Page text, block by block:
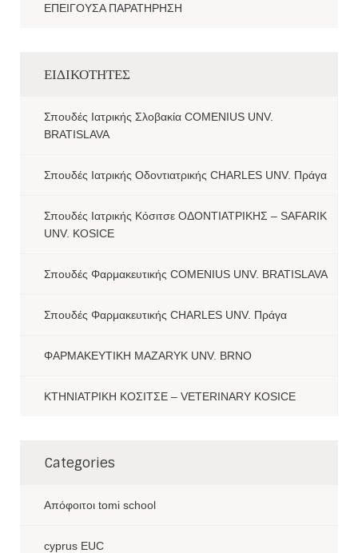
ΕΠΕΙΓΟΥΣΑ ΠΑΡΑΤΗΡΗΣΗ
ΕΙΔΙΚΟΤΗΤΕΣ
Σπουδές Ιατρικής Σλοβακία COMENIUS UNV.
BRATISLAVA
Σπουδές Ιατρικής Οδοντιατρικής CHARLES UNV. Πράγα
Σπουδές Ιατρικής Κόσιτσε ΟΔΟΝΤΙΑΤΡΙΚΗΣ – SAFARIK
UNV. KOSICE
Σπουδές Φαρμακευτικής COMENIUS UNV. BRATISLAVA
Σπουδές Φαρμακευτικής CHARLES UNV. Πράγα
ΦΑΡΜΑΚΕΥΤΙΚΗ MAZARYK UNV. BRNO
ΚΤΗΝΙΑΤΡΙΚΗ ΚΟΣΙΤΣΕ – VETERINARY KOSICE
Categories
Aπόφοιτοι tomi school
cyprus EUC